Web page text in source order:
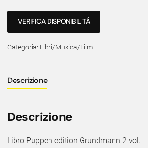
VERIFICA DISPONIBILITÁ
Categoria: Libri/Musica/Film
Descrizione
Descrizione
Libro Puppen edition Grundmann 2 vol.